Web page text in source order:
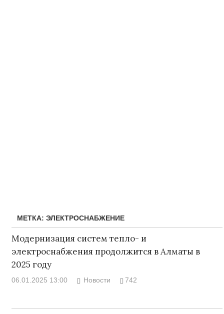
МЕТКА: ЭЛЕКТРОСНАБЖЕНИЕ
Модернизация систем тепло- и
электроснабжения продолжится в Алматы в
2025 году
06.01.2025 13:00 Новости 742